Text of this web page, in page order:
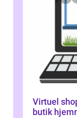
Virtuel
butik